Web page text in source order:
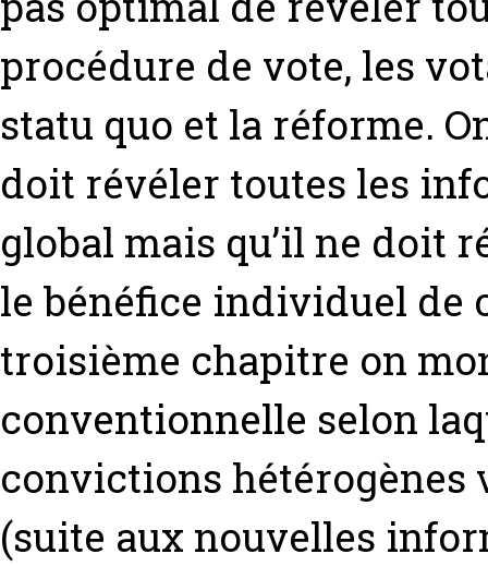
procédure de vote, les
statu quo et la réforme.
doit révéler toutes les
global mais qu’il ne doit
le bénéfice individuel de
troisième chapitre on
conventionnelle selon
convictions hétérogènes
(suite aux nouvelles